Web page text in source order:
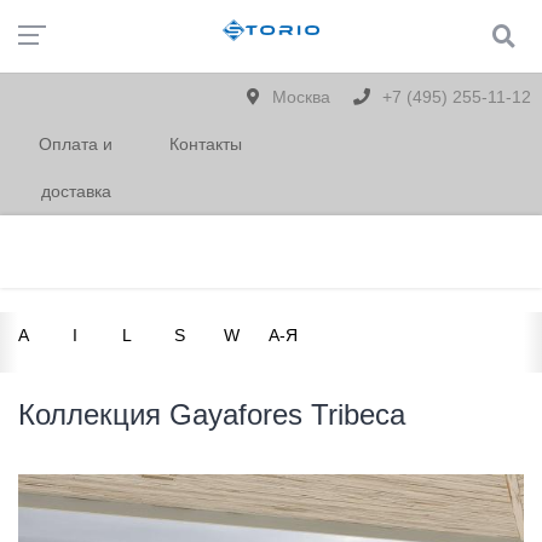
Москва +7 (495) 255-11-12
Оплата и
доставка
Контакты
A I L S W А-Я
Коллекция Gayafores Tribeca